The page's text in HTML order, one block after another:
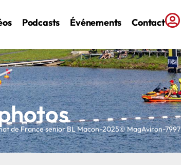
Podcasts Événements Contact
de France senior BL Macon-2025© MagAviron-7997